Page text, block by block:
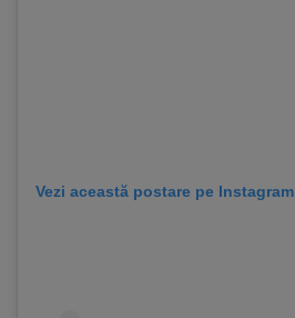
Vezi această postare pe Instagram